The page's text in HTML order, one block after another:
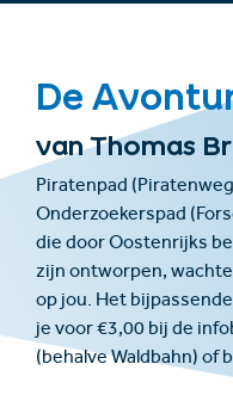
De
van Thomas
Piratenpad
Onderzoekerspad
die door Oostenrijks
zijn ontworpen,
op jou. Het
je voor €3,00 bij de
(behalve Waldbahn) of